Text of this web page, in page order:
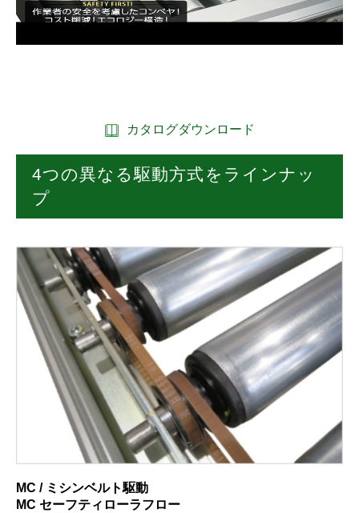
カタログダウンロード
4つの異なる駆動方式をラインナッ
プ
MC / ミシンベルト駆動
MC セーフティローラフロー